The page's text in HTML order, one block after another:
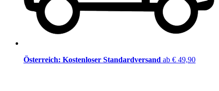
Österreich: Kostenloser Standardversand ab € 49,90